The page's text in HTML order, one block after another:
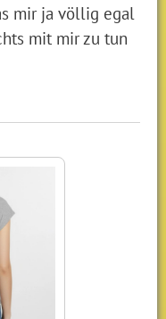
mir ja völlig egal
mit mir zu tun